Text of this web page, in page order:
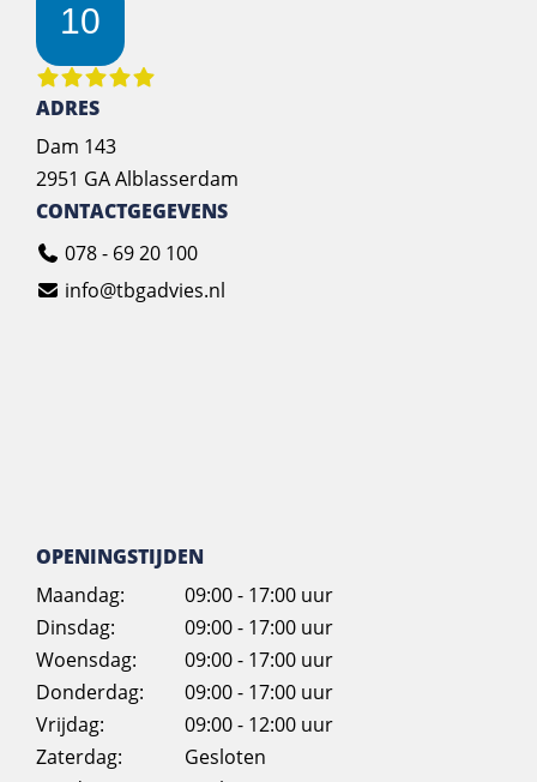
10
ADRES
Dam 143
2951 GA Alblasserdam
CONTACTGEGEVENS
078 - 69 20 100
info@tbgadvies.nl
OPENINGSTIJDEN
Maandag:
09:00 - 17:00 uur
Dinsdag:
09:00 - 17:00 uur
Woensdag:
09:00 - 17:00 uur
Donderdag:
09:00 - 17:00 uur
Vrijdag:
09:00 - 12:00 uur
Zaterdag:
Gesloten